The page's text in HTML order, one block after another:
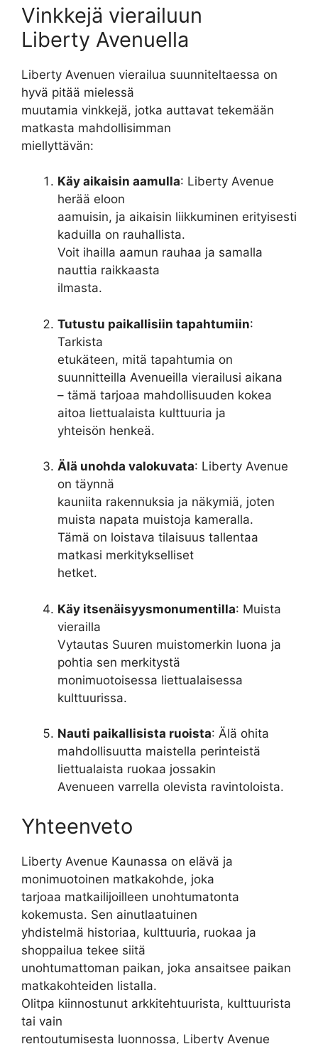
Vinkkejä vierailuun
Liberty Avenuella
Liberty Avenuen vierailua suunniteltaessa on
hyvä pitää mielessä
muutamia vinkkejä, jotka auttavat tekemään
matkasta mahdollisimman
miellyttävän:
Käy aikaisin aamulla: Liberty Avenue
herää eloon
aamuisin, ja aikaisin liikkuminen erityisesti
kaduilla on rauhallista.
Voit ihailla aamun rauhaa ja samalla
nauttia raikkaasta
ilmasta.
Tutustu paikallisiin tapahtumiin:
Tarkista
etukäteen, mitä tapahtumia on
suunnitteilla Avenueilla vierailusi aikana
– tämä tarjoaa mahdollisuuden kokea
aitoa liettualaista kulttuuria ja
yhteisön henkeä.
Älä unohda valokuvata: Liberty Avenue
on täynnä
kauniita rakennuksia ja näkymiä, joten
muista napata muistoja kameralla.
Tämä on loistava tilaisuus tallentaa
matkasi merkitykselliset
hetket.
Käy itsenäisyysmonumentilla: Muista
vierailla
Vytautas Suuren muistomerkin luona ja
pohtia sen merkitystä
monimuotoisessa liettualaisessa
kulttuurissa.
Nauti paikallisista ruoista: Älä ohita
mahdollisuutta maistella perinteistä
liettualaista ruokaa jossakin
Avenueen varrella olevista ravintoloista.
Yhteenveto
Liberty Avenue Kaunassa on elävä ja
monimuotoinen matkakohde, joka
tarjoaa matkailijoilleen unohtumatonta
kokemusta. Sen ainutlaatuinen
yhdistelmä historiaa, kulttuuria, ruokaa ja
shoppailua tekee siitä
unohtumattoman paikan, joka ansaitsee paikan
matkakohteiden listalla.
Olitpa kiinnostunut arkkitehtuurista, kulttuurista
tai vain
rentoutumisesta luonnossa, Liberty Avenue